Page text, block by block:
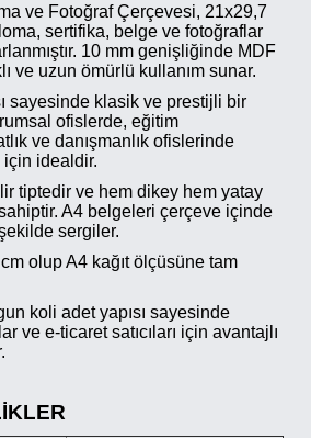
ve Fotoğraf Çerçevesi, 21x29,7
sertifika, belge ve fotoğraflar
10 mm genişliğinde MDF
ve uzun ömürlü kullanım sunar.
sayesinde klasik ve prestijli bir
ofislerde, eğitim
ve danışmanlık ofislerinde
idealdir.
tiptedir ve hem dikey hem yatay
A4 belgeleri çerçeve içinde
sergiler.
olup A4 kağıt ölçüsüne tam
koli adet yapısı sayesinde
ve e-ticaret satıcıları için avantajlı